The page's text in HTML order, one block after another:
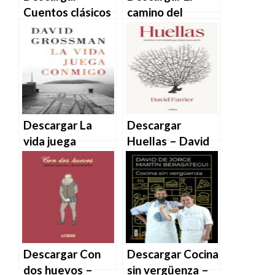
Cuentos clásicos
para conocerte
mejor – David
Anthony Durham
en EPUB | PDF |
MOBI
camino del
perdón – David
Baldacci en EPUB
| PDF | MOBI
Descargar La
vida juega
conmigo – David
Grossman en
EPUB | PDF |
Descargar
Huellas – David
Farrier en EPUB |
PDF | MOBI
Descargar Con
dos huevos –
Descargar Cocina
sin vergüenza –